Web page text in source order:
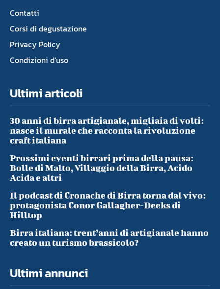
Contatti
Corsi di degustazione
Privacy Policy
Condizioni d’uso
Ultimi articoli
30 anni di birra artigianale, migliaia di volti:
nasce il murale che racconta la rivoluzione
craft italiana
Prossimi eventi birrari prima della pausa:
Bolle di Malto, Villaggio della Birra, Acido
Acida e altri
Il podcast di Cronache di Birra torna dal vivo:
protagonista Conor Gallagher-Deeks di
Hilltop
Birra italiana: trent’anni di artigianale hanno
creato un turismo brassicolo?
Ultimi annunci